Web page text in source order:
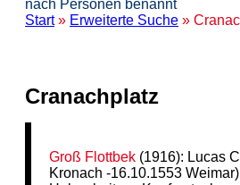
nach Personen benannt
Start» Erweiterte Suche »
Cranachplatz
Groß Flottbek (1916): Lucas
Kronach -16.10.1553